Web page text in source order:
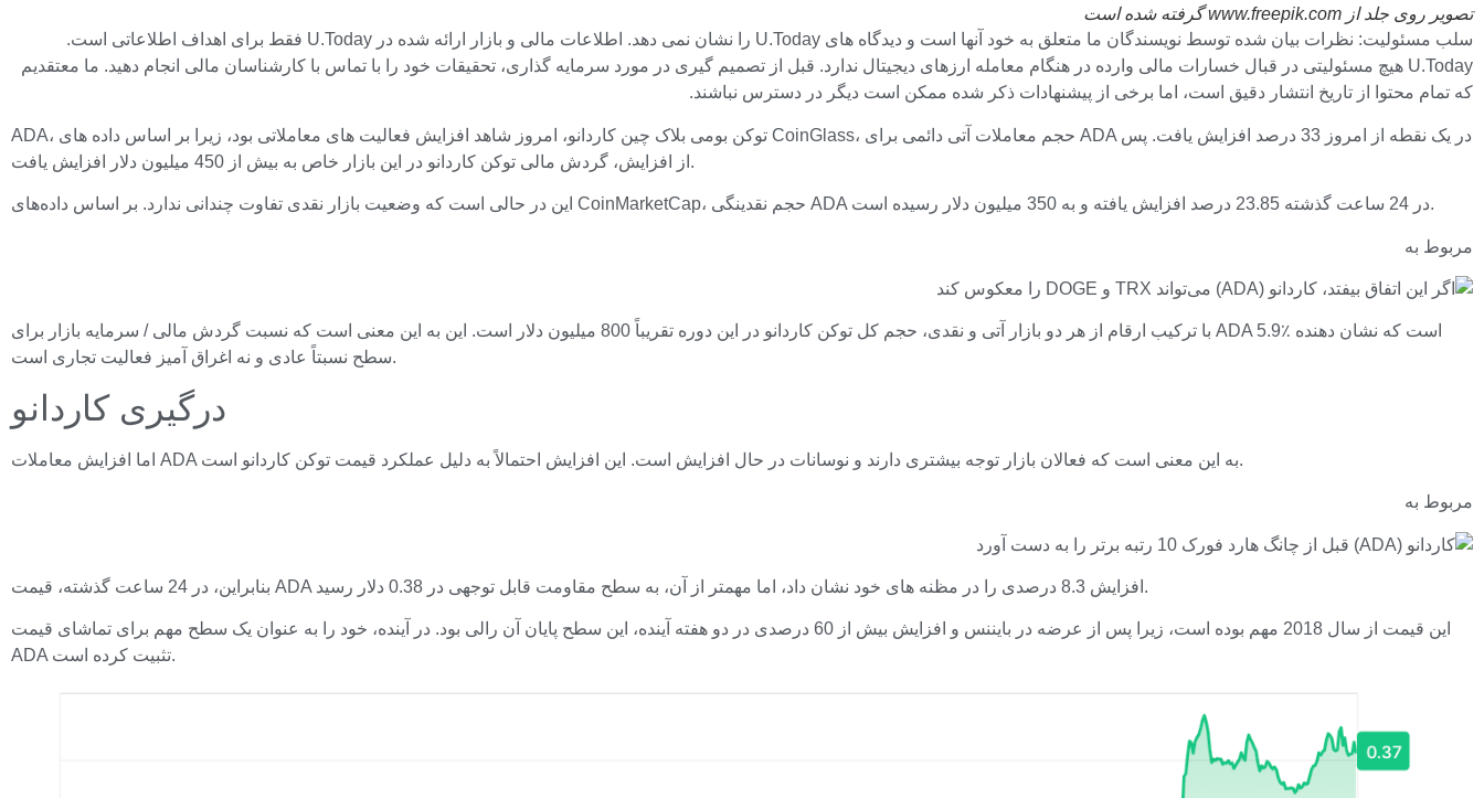
تصویر روی جلد از www.freepik.com گرفته شده است
سلب مسئولیت: نظرات بیان شده توسط نویسندگان ما متعلق به خود آنها است و دیدگاه های U.Today را نشان نمی دهد. اطلاعات مالی و بازار ارائه شده در U.Today فقط برای اهداف اطلاعاتی است.
U.Today هیچ مسئولیتی در قبال خسارات مالی وارده در هنگام معامله ارزهای دیجیتال ندارد. قبل از تصمیم گیری در مورد سرمایه گذاری، تحقیقات خود را با تماس با کارشناسان مالی انجام دهید. ما معتقدیم
که تمام محتوا از تاریخ انتشار دقیق است، اما برخی از پیشنهادات ذکر شده ممکن است دیگر در دسترس نباشند.
ADA، توکن بومی بلاک چین کاردانو، امروز شاهد افزایش فعالیت های معاملاتی بود، زیرا بر اساس داده های CoinGlass، حجم معاملات آتی دائمی برای ADA در یک نقطه از امروز 33 درصد افزایش یافت. پس
از افزایش، گردش مالی توکن کاردانو در این بازار خاص به بیش از 450 میلیون دلار افزایش یافت.
این در حالی است که وضعیت بازار نقدی تفاوت چندانی ندارد. بر اساس داده‌های CoinMarketCap، حجم نقدینگی ADA در 24 ساعت گذشته 23.85 درصد افزایش یافته و به 350 میلیون دلار رسیده است.
مربوط به
با ترکیب ارقام از هر دو بازار آتی و نقدی، حجم کل توکن کاردانو در این دوره تقریباً 800 میلیون دلار است. این به این معنی است که نسبت گردش مالی / سرمایه بازار برای ADA 5.9٪ است که نشان دهنده
سطح نسبتاً عادی و نه اغراق آمیز فعالیت تجاری است.
درگیری کاردانو
اما افزایش معاملات ADA به این معنی است که فعالان بازار توجه بیشتری دارند و نوسانات در حال افزایش است. این افزایش احتمالاً به دلیل عملکرد قیمت توکن کاردانو است.
مربوط به
بنابراین، در 24 ساعت گذشته، قیمت ADA افزایش 8.3 درصدی را در مظنه های خود نشان داد، اما مهمتر از آن، به سطح مقاومت قابل توجهی در 0.38 دلار رسید.
این قیمت از سال 2018 مهم بوده است، زیرا پس از عرضه در بایننس و افزایش بیش از 60 درصدی در دو هفته آینده، این سطح پایان آن رالی بود. در آینده، خود را به عنوان یک سطح مهم برای تماشای قیمت
ADA تثبیت کرده است.